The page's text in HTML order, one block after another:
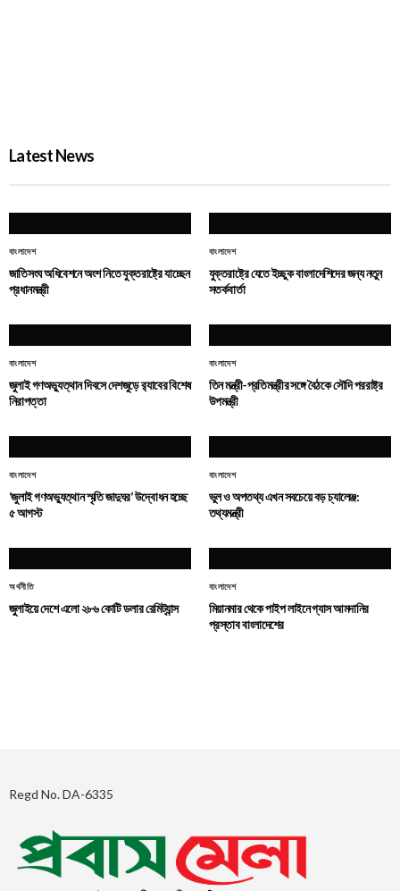
Latest News
বাংলাদেশ
জাতিসংঘ অধিবেশনে অংশ নিতে যুক্তরাষ্ট্রে যাচ্ছেন
প্রধানমন্ত্রী
বাংলাদেশ
যুক্তরাষ্ট্রে যেতে ইচ্ছুক বাংলাদেশিদের জন্য নতুন
সতর্কবার্তা
বাংলাদেশ
জুলাই গণঅভ্যুত্থান দিবসে দেশজুড়ে র‌্যাবের বিশেষ
নিরাপত্তা
বাংলাদেশ
তিন মন্ত্রী-প্রতিমন্ত্রীর সঙ্গে বৈঠকে সৌদি পররাষ্ট্র
উপমন্ত্রী
বাংলাদেশ
‘জুলাই গণঅভ্যুত্থান স্মৃতি জাদুঘর’ উদ্বোধন হচ্ছে
৫ আগস্ট
বাংলাদেশ
ভুল ও অপতথ্য এখন সবচেয়ে বড় চ্যালেঞ্জ:
তথ্যমন্ত্রী
অর্থনীতি
জুলাইয়ে দেশে এলো ২৮৬ কোটি ডলার রেমিট্যান্স
বাংলাদেশ
মিয়ানমার থেকে পাইপ লাইনে গ্যাস আমদানির
প্রস্তাব বাংলাদেশের
Regd No. DA-6335